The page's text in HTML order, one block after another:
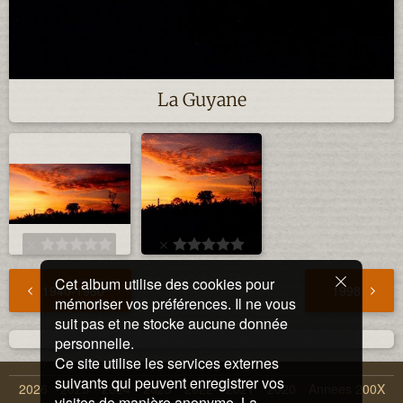
La Guyane
1940-1980 1998
2026 2025 2024 2023 2022 2021 2020 Annees 200X
Cet album utilise des cookies pour
mémoriser vos préférences. Il ne vous
suit pas et ne stocke aucune donnée
personnelle.
Ce site utilise les services externes
suivants qui peuvent enregistrer vos